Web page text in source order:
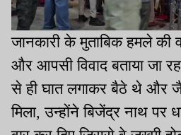
जानकारी के मुताबिक हमले की
और आपसी विवाद बताया जा
से ही घात लगाकर बैठे थे और
मिला, उन्होंने बिजेंद्र नाथ पर